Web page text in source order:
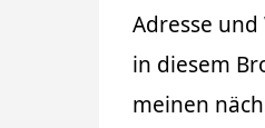
Adresse und
in diesem
meinen